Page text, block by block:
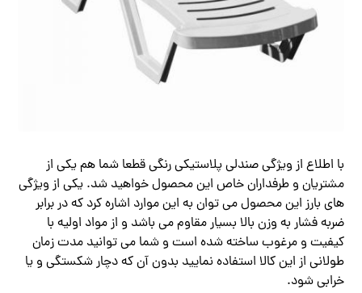
با اطلاع از ویژگی صندلی پلاستیکی رنگی قطعا شما هم یکی از
مشتریان و طرفداران خاص این محصول خواهید شد. یکی از ویژگی‌
های بارز این محصول می توان به این موارد اشاره کرد که در برابر
ضربه فشار به وزن بالا بسیار مقاوم می باشد و از مواد اولیه با
کیفیت و مرغوب ساخته شده است و شما می توانید مدت زمان
طولانی از این کالا استفاده نمایید بدون آن که دچار شکستگی و یا
خرابی شود.